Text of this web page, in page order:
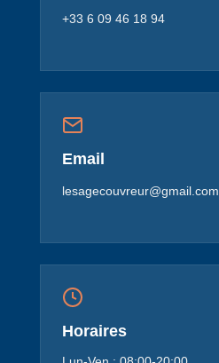
+33 6 09 46 18 94
Email
lesagecouvreur@gmail.com
Horaires